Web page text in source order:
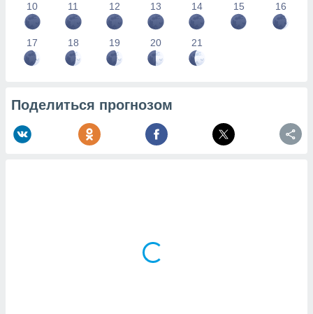
10 11 12 13 14 15 16
17 18 19 20 21
Поделиться прогнозом